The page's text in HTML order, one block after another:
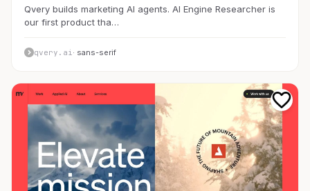
Qvery builds marketing AI agents. AI Engine Researcher is
our first product tha…
qvery.ai · sans-serif